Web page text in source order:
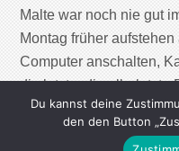
Malte war noch nie gut
Montag früher
Computer anschalten,
die letzte, die allerletzte
Sopranos“
Du kannst deine
den den Button